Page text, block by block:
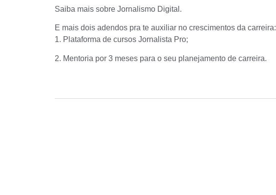
Saiba mais sobre Jornalismo Digital.
E mais dois adendos pra te auxiliar no crescimentos da carreira:
1. Plataforma de cursos Jornalista Pro;
2. Mentoria por 3 meses para o seu planejamento de carreira.